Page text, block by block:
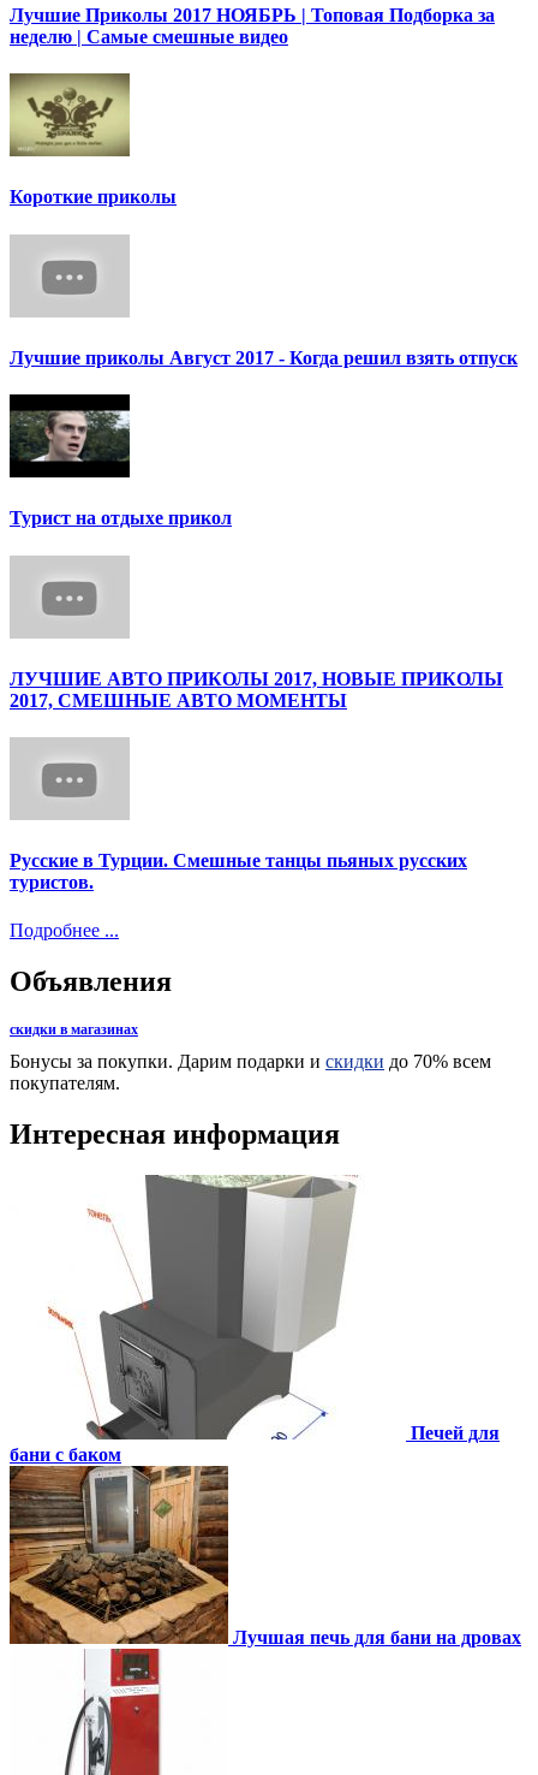
Лучшие Приколы 2017 НОЯБРЬ | Топовая Подборка за
неделю | Самые смешные видео
Короткие приколы
Лучшие приколы Август 2017 - Когда решил взять отпуск
Турист на отдыхе прикол
ЛУЧШИЕ АВТО ПРИКОЛЫ 2017, НОВЫЕ ПРИКОЛЫ
2017, СМЕШНЫЕ АВТО МОМЕНТЫ
Русские в Турции. Смешные танцы пьяных русских
туристов.
Подробнее ...
Объявления
скидки в магазинах
Бонусы за покупки. Дарим подарки и скидки до 70% всем
покупателям.
Интересная информация
Печей для
бани с баком
Лучшая печь для бани на дровах